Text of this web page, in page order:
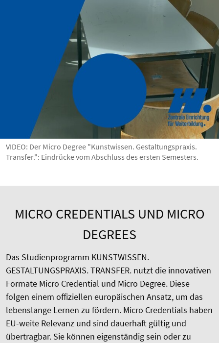
VIDEO: Der Micro Degree "Kunstwissen. Gestaltungspraxis.
Transfer.": Eindrücke vom Abschluss des ersten Semesters.
MICRO CREDENTIALS UND MICRO
DEGREES
Das Studienprogramm KUNSTWISSEN.
GESTALTUNGSPRAXIS. TRANSFER. nutzt die innovativen
Formate Micro Credential und Micro Degree. Diese
folgen einem offiziellen europäischen Ansatz, um das
lebenslange Lernen zu fördern. Micro Credentials haben
EU-weite Relevanz und sind dauerhaft gültig und
übertragbar. Sie können eigenständig sein oder zu